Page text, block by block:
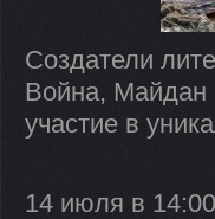
Создатели
Война, Майдан
участие в
14 июля в